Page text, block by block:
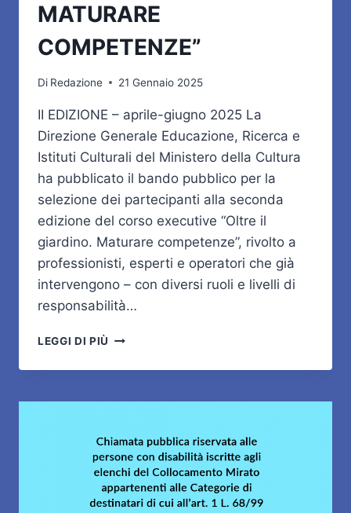
MATURARE
COMPETENZE”
Di Redazione 21 Gennaio 2025
II EDIZIONE – aprile-giugno 2025 La
Direzione Generale Educazione, Ricerca e
Istituti Culturali del Ministero della Cultura
ha pubblicato il bando pubblico per la
selezione dei partecipanti alla seconda
edizione del corso executive “Oltre il
giardino. Maturare competenze”, rivolto a
professionisti, esperti e operatori che già
intervengono – con diversi ruoli e livelli di
responsabilità…
LEGGI DI PIÙ BANDO
“OLTRE
GIARDINO.
COMPETENZE”